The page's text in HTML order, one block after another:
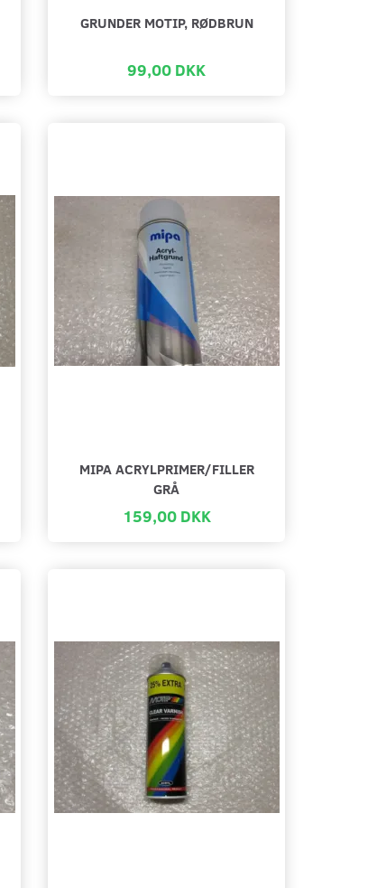
GRUNDER MOTIP, RØDBRUN
99,00 DKK
MIPA ACRYLPRIMER/FILLER
GRÅ
159,00 DKK